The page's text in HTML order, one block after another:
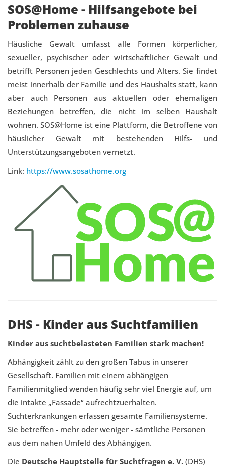
SOS@Home - Hilfsangebote bei
Problemen zuhause
Häusliche Gewalt umfasst alle Formen körperlicher,
sexueller, psychischer oder wirtschaftlicher Gewalt und
betrifft Personen jeden Geschlechts und Alters. Sie findet
meist innerhalb der Familie und des Haushalts statt, kann
aber auch Personen aus aktuellen oder ehemaligen
Beziehungen betreffen, die nicht im selben Haushalt
wohnen. SOS@Home ist eine Plattform, die Betroffene von
häuslicher Gewalt mit bestehenden Hilfs- und
Unterstützungsangeboten vernetzt.
Link: https://www.sosathome.org
DHS - Kinder aus Suchtfamilien
Kinder aus suchtbelasteten Familien stark machen!
Abhängigkeit zählt zu den großen Tabus in unserer
Gesellschaft. Familien mit einem abhängigen
Familienmitglied wenden häufig sehr viel Energie auf, um
die intakte „Fassade“ aufrechtzuerhalten.
Suchterkrankungen erfassen gesamte Familiensysteme.
Sie betreffen - mehr oder weniger - sämtliche Personen
aus dem nahen Umfeld des Abhängigen.
Die Deutsche Hauptstelle für Suchtfragen e. V. (DHS)